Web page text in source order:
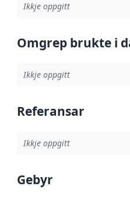
Ikkje oppgitt
Omgrep brukte i
Ikkje oppgitt
Referansar
Ikkje oppgitt
Gebyr